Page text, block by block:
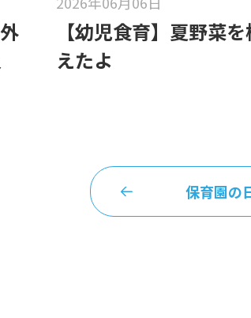
【幼児食育】夏野菜
えたよ
保育園の